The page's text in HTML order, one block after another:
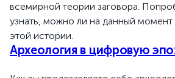
всемирной теории заговора.
узнать, можно ли на данный момент
этой истории.
Археология в цифровую